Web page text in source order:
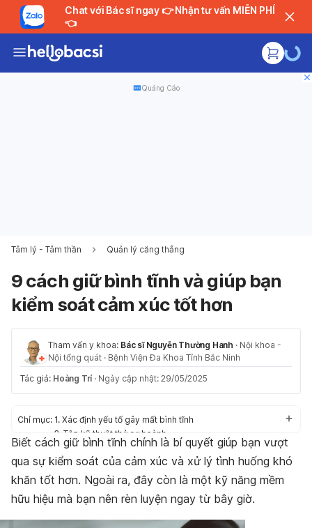
Chat với Bác sĩ ngay 👉 Nhận tư vấn MIỄN PHÍ
👈
Quảng Cáo
Tâm lý - Tâm thần Quản lý căng thẳng
9 cách giữ bình tĩnh và giúp bạn
kiểm soát cảm xúc tốt hơn
Tham vấn y khoa: Bác sĩ Nguyễn Thường Hanh · Nội khoa -
Nội tổng quát · Bệnh Viện Đa Khoa Tỉnh Bắc Ninh
Tác giả: Hoàng Trí · Ngày cập nhật: 29/05/2025
Chỉ mục: 1. Xác định yếu tố gây mất bình tĩnh
2. Tập kỹ thuật thở cơ hoành
3. Sử dụng kẹo cao su
4. Viết xuống
5. Lắng nghe bản nhạc yêu thích
6. Luyện tập yoga mỗi ngày
7. Chia sẻ với bạn bè và người thân
8. Tức giận là biểu hiện của sự bảo vệ bản thân
Biết cách giữ bình tĩnh chính là bí quyết giúp bạn vượt
qua sự kiểm soát của cảm xúc và xử lý tình huống khó
khăn tốt hơn. Ngoài ra, đây còn là một kỹ năng mềm
hữu hiệu mà bạn nên rèn luyện ngay từ bây giờ.